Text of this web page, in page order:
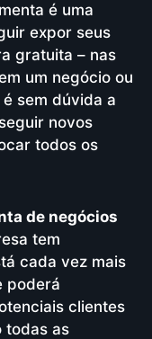
é uma
expor seus
gratuita – nas
um negócio ou
sem dúvida a
novos
todos os
de negócios
tem
cada vez mais
poderá
clientes
todas as